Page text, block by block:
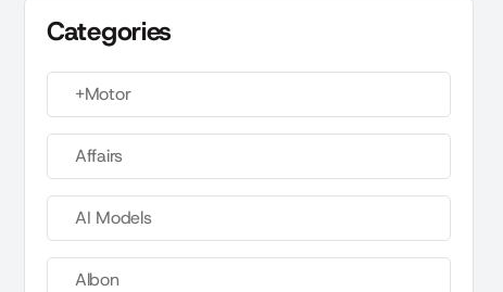
Categories
+Motor
Affairs
AI Models
Albon